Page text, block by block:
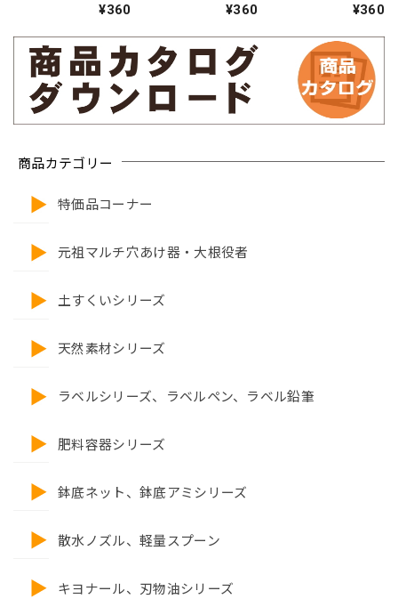
商品カテゴリー
特価品コーナー
元祖マルチ穴あけ器・大根役者
土すくいシリーズ
天然素材シリーズ
ラベルシリーズ、ラベルペン、ラベル鉛筆
肥料容器シリーズ
鉢底ネット、鉢底アミシリーズ
散水ノズル、軽量スプーン
キヨナール、刃物油シリーズ
¥360
¥360
¥360